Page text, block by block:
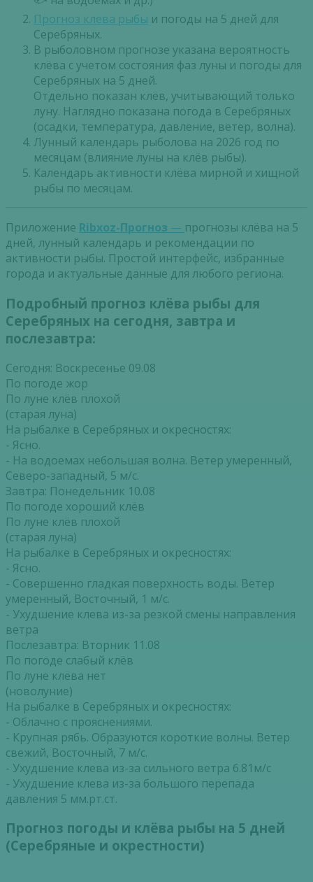
Прогноз клева рыбы и погоды на 5 дней для
Серебряных.
В рыболовном прогнозе указана вероятность
клёва с учетом состояния фаз луны и погоды для
Серебряных на 5 дней.
Отдельно показан клёв, учитывающий только
луну. Наглядно показана погода в Серебряных
(осадки, температура, давление, ветер, волна).
Лунный календарь рыболова на 2026 год по
месяцам (влияние луны на клёв рыбы).
Календарь активности клёва мирной и хищной
рыбы по месяцам.
Приложение Ribxoz-Прогноз — прогнозы клёва на 5
дней, лунный календарь и рекомендации по
активности рыбы. Простой интерфейс, избранные
города и актуальные данные для любого региона.
Подробный прогноз клёва рыбы для
Серебряных на сегодня, завтра и
послезавтра:
Сегодня: Воскресенье 09.08
По погоде жор
По луне клёв плохой
(старая луна)
На рыбалке в Серебряных и окресностях:
- Ясно.
- На водоемах небольшая волна. Ветер умеренный,
Северо-западный, 5 м/с.
Завтра: Понедельник 10.08
По погоде хороший клёв
По луне клёв плохой
(старая луна)
На рыбалке в Серебряных и окресностях:
- Ясно.
- Совершенно гладкая поверхность воды. Ветер
умеренный, Восточный, 1 м/с.
- Ухудшение клева из-за резкой смены направления
ветра
Послезавтра: Вторник 11.08
По погоде слабый клёв
По луне клёва нет
(новолуние)
На рыбалке в Серебряных и окресностях:
- Облачно с прояснениями.
- Крупная рябь. Образуются короткие волны. Ветер
свежий, Восточный, 7 м/с.
- Ухудшение клева из-за сильного ветра 6.81м/с
- Ухудшение клева из-за большого перепада
давления 5 мм.рт.ст.
Прогноз погоды и клёва рыбы на 5 дней
(Серебряные и окрестности)